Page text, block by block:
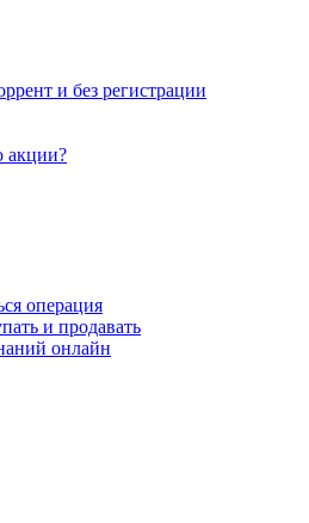
и без регистрации
акции?
операция
и продавать
онлайн